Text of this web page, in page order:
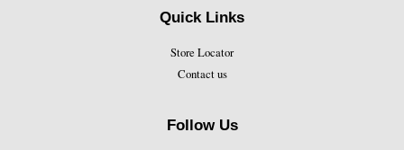
Quick Links
Store Locator
Contact us
Follow Us